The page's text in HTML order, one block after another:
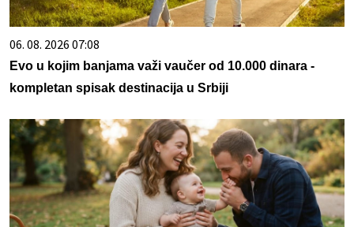
06. 08. 2026 07:08
Evo u kojim banjama važi vaučer od 10.000 dinara -
kompletan spisak destinacija u Srbiji